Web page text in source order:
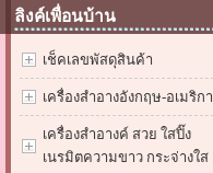
ลิงค์เพื่อนบ้าน
เช็คเลขพัสดุสินค้า
เครื่องสำอางอังกฤษ-อเมริกา
เครื่องสำอางค์ สวย ใสปิ๊ง
เนรมิตความขาว กระจ่างใส